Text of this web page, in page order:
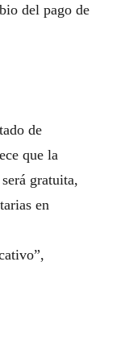
del pago de
de
que la
gratuita,
en